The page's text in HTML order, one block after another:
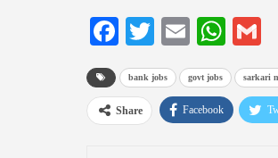
Facebook
TwitterEmail
bank jobs govt jobs sarkari
Share Facebook